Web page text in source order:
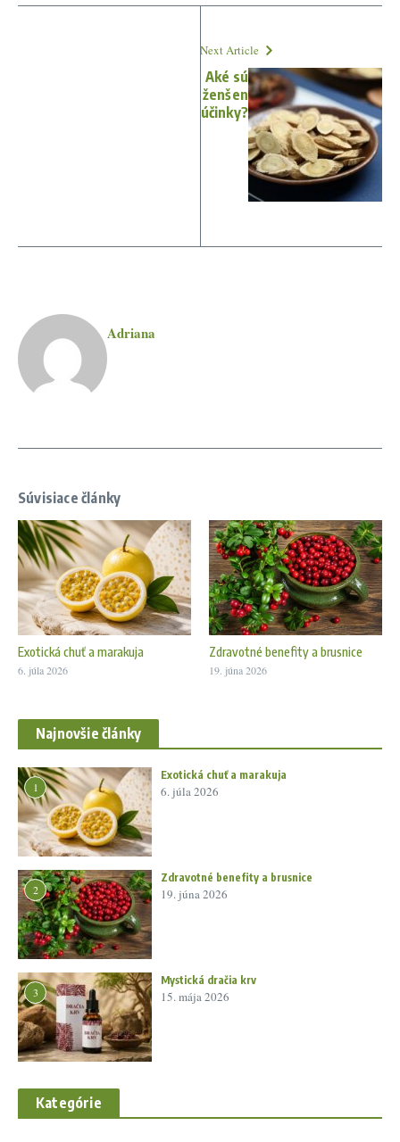
Next Article
Aké sú
ženšen
účinky?
Adriana
Súvisiace články
Exotická chuť a marakuja
6. júla 2026
Zdravotné benefity a brusnice
19. júna 2026
Najnovšie články
1
Exotická chuť a marakuja
6. júla 2026
2
Zdravotné benefity a brusnice
19. júna 2026
3
Mystická dračia krv
15. mája 2026
Kategórie